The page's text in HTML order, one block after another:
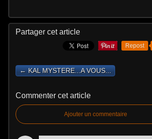
Partager cet article
Repost
← KAL MYSTERE...A VOUS...
Commenter cet article
Ajouter un commentaire